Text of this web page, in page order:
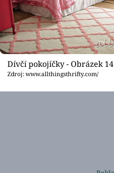
Dívčí pokojíčky - Obrázek 14
Zdroj: www.allthingsthrifty.com/